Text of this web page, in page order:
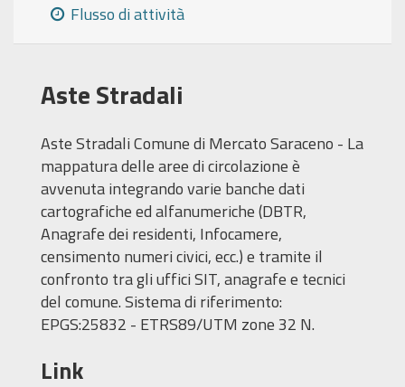
Flusso di attività
Aste Stradali
Aste Stradali Comune di Mercato Saraceno - La
mappatura delle aree di circolazione è
avvenuta integrando varie banche dati
cartografiche ed alfanumeriche (DBTR,
Anagrafe dei residenti, Infocamere,
censimento numeri civici, ecc.) e tramite il
confronto tra gli uffici SIT, anagrafe e tecnici
del comune. Sistema di riferimento:
EPGS:25832 - ETRS89/UTM zone 32 N.
Link